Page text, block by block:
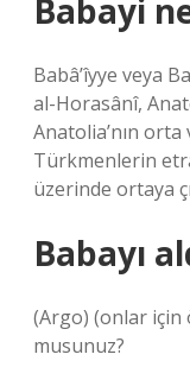
Babayi
Babâ’îyye veya
al-Horasânî,
Anatolia’nın
Türkmenlerin
üzerinde ortaya
Babayı
(Argo) (onlar için
musunuz?